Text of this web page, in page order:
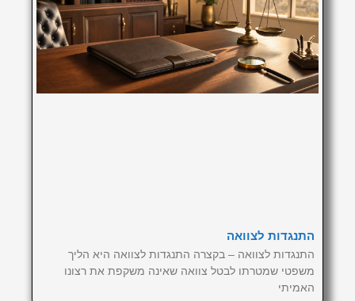
התנגדות לצוואה
התנגדות לצוואה – בקצרה התנגדות לצוואה היא הליך
משפטי שמטרתו לבטל צוואה שאינה משקפת את רצונו
האמיתי